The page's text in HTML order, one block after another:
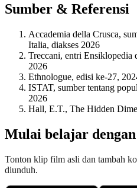
Sumber & Referensi
Accademia della Crusca,
Italia, diakses 2026
Treccani, entri Ensiklopedia
2026
Ethnologue, edisi ke-27,
ISTAT, sumber tentang
2026
Hall, E.T., The Hidden
Mulai belajar
Tonton klip film asli dan tambah
diunduh.